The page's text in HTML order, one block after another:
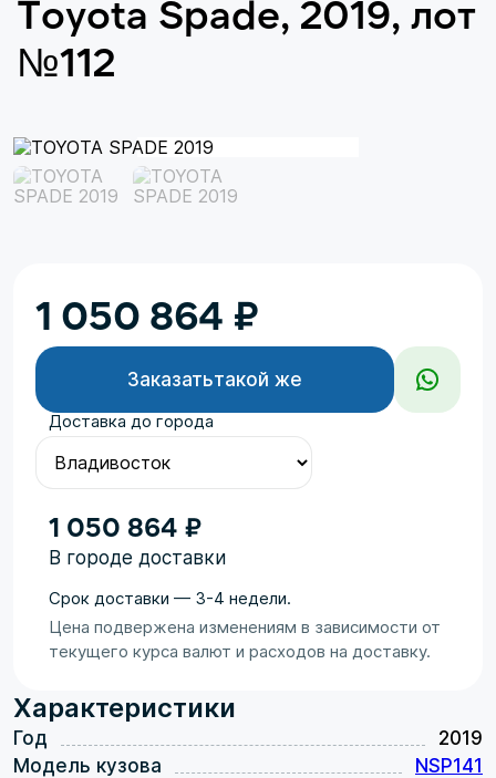
Toyota Spade, 2019, лот
№112
Характеристики
Год
2019
Модель кузова
NSP141
1 050 864 ₽
Заказатьтакой же
Доставка до города
1 050 864 ₽
В городе доставки
Срок доставки — 3-4 недели.
Цена подвержена изменениям в зависимости от
текущего курса валют и расходов на доставку.